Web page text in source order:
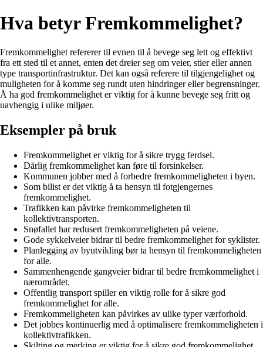
Hva betyr Fremkommelighet?
Fremkommelighet refererer til evnen til å bevege seg lett og effektivt
fra ett sted til et annet, enten det dreier seg om veier, stier eller annen
type transportinfrastruktur. Det kan også referere til tilgjengelighet og
muligheten for å komme seg rundt uten hindringer eller begrensninger.
Å ha god fremkommelighet er viktig for å kunne bevege seg fritt og
uavhengig i ulike miljøer.
Eksempler på bruk
Fremkommelighet er viktig for å sikre trygg ferdsel.
Dårlig fremkommelighet kan føre til forsinkelser.
Kommunen jobber med å forbedre fremkommeligheten i byen.
Som bilist er det viktig å ta hensyn til fotgjengernes
fremkommelighet.
Trafikken kan påvirke fremkommeligheten til
kollektivtransporten.
Snøfallet har redusert fremkommeligheten på veiene.
Gode sykkelveier bidrar til bedre fremkommelighet for syklister.
Planlegging av byutvikling bør ta hensyn til fremkommeligheten
for alle.
Sammenhengende gangveier bidrar til bedre fremkommelighet i
nærområdet.
Offentlig transport spiller en viktig rolle for å sikre god
fremkommelighet for alle.
Fremkommeligheten kan påvirkes av ulike typer værforhold.
Det jobbes kontinuerlig med å optimalisere fremkommeligheten i
kollektivtrafikken.